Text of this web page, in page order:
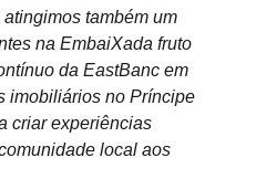
atingimos também um
na EmbaiXada fruto
da EastBanc em
imobiliários no Príncipe
criar experiências
local aos